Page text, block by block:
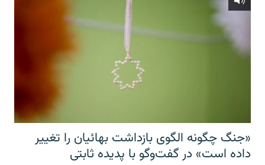
«جنگ چگونه الگوی بازداشت بهائیان را تغییر
داده است» در گفت‌وگو با پدیده ثابتی